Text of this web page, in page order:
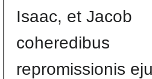
Isaac, et Jacob
coheredibus
repromissionis